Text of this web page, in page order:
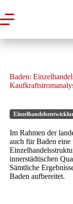
Inhalt
springen
Baden:
Im Rahmen der
auch für Baden eine
innerstädtischen
Sämtliche
Baden aufbereitet.